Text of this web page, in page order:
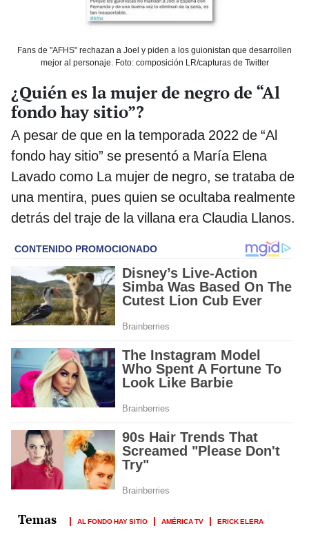
Fans de "AFHS" rechazan a Joel y piden a los guionistan que desarrollen
mejor al personaje. Foto: composición LR/capturas de Twitter
¿Quién es la mujer de negro de “Al
fondo hay sitio”?
A pesar de que en la temporada 2022 de “Al
fondo hay sitio” se presentó a María Elena
Lavado como La mujer de negro, se trataba de
una mentira, pues quien se ocultaba realmente
detrás del traje de la villana era Claudia Llanos.
AL FONDO HAY SITIO AMÉRICA TV ERICK ELERA